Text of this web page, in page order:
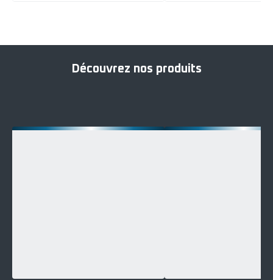
Découvrez nos produits